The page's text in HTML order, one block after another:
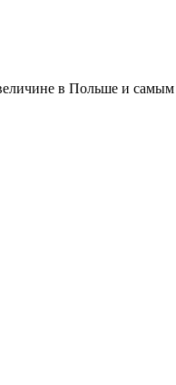
величине в Польше и